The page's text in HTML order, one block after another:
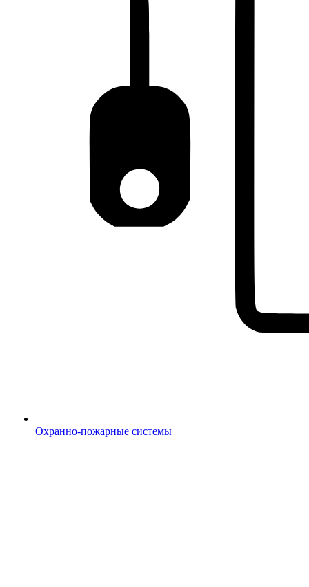
Охранно-пожарные системы